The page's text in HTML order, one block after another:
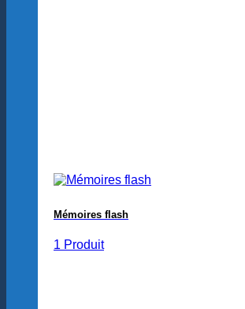
Mémoires flash
1 Produit